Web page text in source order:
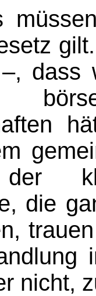
dass
die
nicht,